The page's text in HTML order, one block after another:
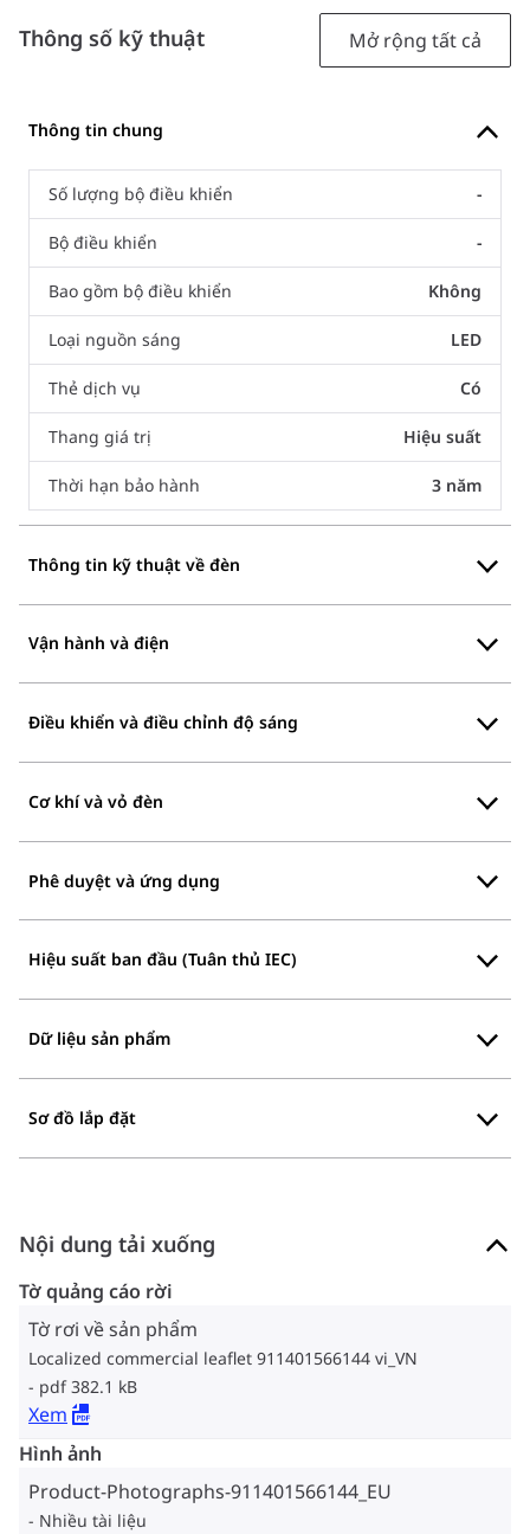
Thông số kỹ thuật Mở rộng tất cả
Thông tin chung
Số lượng bộ điều khiển -
Bộ điều khiển -
Bao gồm bộ điều khiển Không
Loại nguồn sáng LED
Thẻ dịch vụ Có
Thang giá trị Hiệu suất
Thời hạn bảo hành 3 năm
Thông tin kỹ thuật về đèn
Vận hành và điện
Điều khiển và điều chỉnh độ sáng
Cơ khí và vỏ đèn
Phê duyệt và ứng dụng
Hiệu suất ban đầu (Tuân thủ IEC)
Dữ liệu sản phẩm
Sơ đồ lắp đặt
Nội dung tải xuống
Tờ quảng cáo rời
Tờ rơi về sản phẩm
Localized commercial leaflet 911401566144 vi_VN
pdf 382.1 kB
Xem
Hình ảnh
Product-Photographs-911401566144_EU
Nhiều tài liệu